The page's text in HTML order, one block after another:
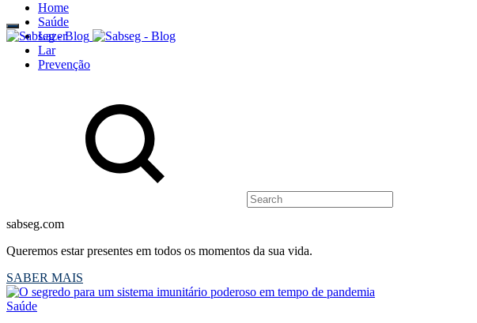
Home
Saúde
Lazer
Lar
Prevenção
sabseg.com
Queremos estar presentes em todos os momentos da sua vida.
SABER MAIS
Saúde